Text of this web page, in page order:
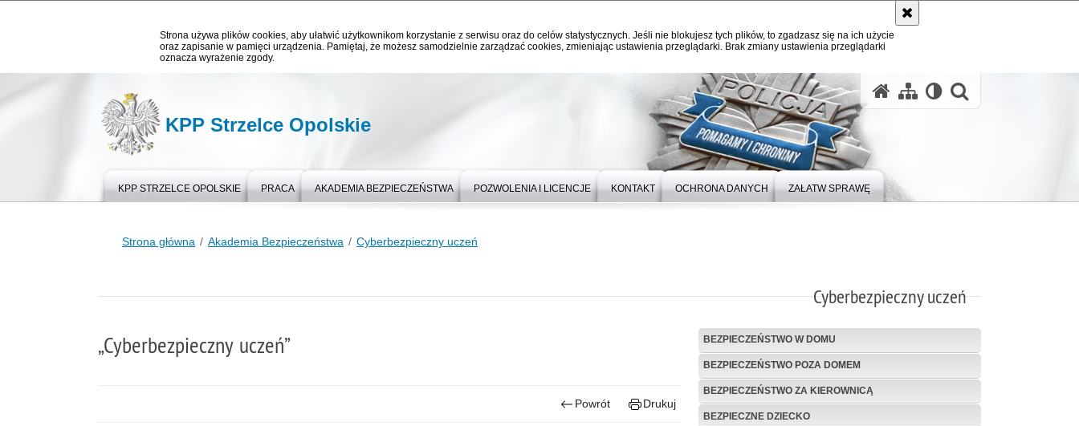
Strona używa plików cookies, aby ułatwić użytkownikom korzystanie z serwisu oraz do celów statystycznych. Jeśli nie blokujesz tych plików, to zgadzasz się na ich użycie
oraz zapisanie w pamięci urządzenia. Pamiętaj, że możesz samodzielnie zarządzać cookies, zmieniając ustawienia przeglądarki. Brak zmiany ustawienia przeglądarki
oznacza wyrażenie zgody.
KPP Strzelce Opolskie
KPP STRZELCE OPOLSKIE PRACA AKADEMIA BEZPIECZEŃSTWA POZWOLENIA I LICENCJE KONTAKT OCHRONA DANYCH ZAŁATW SPRAWĘ
Strona główna Akademia Bezpieczeństwa Cyberbezpieczny uczeń
Cyberbezpieczny uczeń
„Cyberbezpieczny uczeń”
Powrót Drukuj
BEZPIECZEŃSTWO W DOMU
BEZPIECZEŃSTWO POZA DOMEM
BEZPIECZEŃSTWO ZA KIEROWNICĄ
BEZPIECZNE DZIECKO